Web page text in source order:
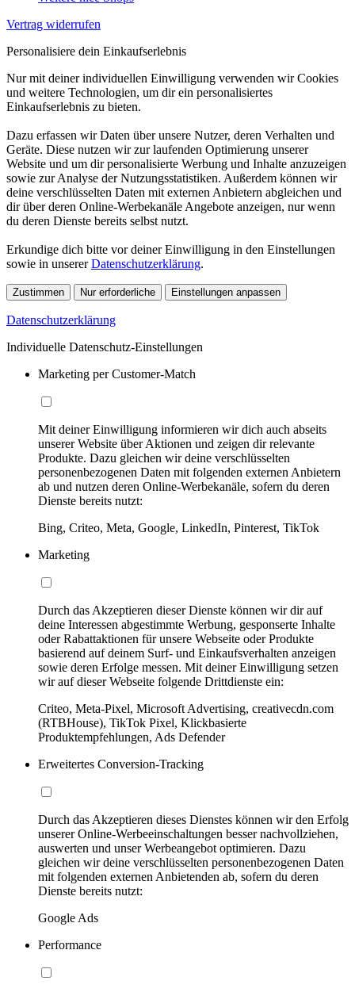
Vertrag widerrufen
Personalisiere dein Einkaufserlebnis
Nur mit deiner individuellen Einwilligung verwenden wir Cookies
und weitere Technologien, um dir ein personalisiertes
Einkaufserlebnis zu bieten.
Dazu erfassen wir Daten über unsere Nutzer, deren Verhalten und
Geräte. Diese nutzen wir zur laufenden Optimierung unserer
Website und um dir personalisierte Werbung und Inhalte anzuzeigen
sowie zur Analyse der Nutzungsstatistiken. Außerdem können wir
deine verschlüsselten Daten mit externen Anbietern abgleichen und
dir über deren Online-Werbekanäle Angebote anzeigen, nur wenn
du deren Dienste bereits selbst nutzt.
Erkundige dich bitte vor deiner Einwilligung in den Einstellungen
sowie in unsererDatenschutzerklärung.
Zustimmen Nur erforderliche Einstellungen anpassen
Datenschutzerklärung
Individuelle Datenschutz-Einstellungen
Marketing per Customer-Match
Mit deiner Einwilligung informieren wir dich auch abseits
unserer Website über Aktionen und zeigen dir relevante
Produkte. Dazu gleichen wir deine verschlüsselten
personenbezogenen Daten mit folgenden externen Anbietern
ab und nutzen deren Online-Werbekanäle, sofern du deren
Dienste bereits nutzt:
Bing, Criteo, Meta, Google, LinkedIn, Pinterest, TikTok
Marketing
Durch das Akzeptieren dieser Dienste können wir dir auf
deine Interessen abgestimmte Werbung, gesponserte Inhalte
oder Rabattaktionen für unsere Webseite oder Produkte
basierend auf deinem Surf- und Einkaufsverhalten anzeigen
sowie deren Erfolge messen. Mit deiner Einwilligung setzen
wir auf dieser Webseite folgende Drittdienste ein:
Criteo, Meta-Pixel, Microsoft Advertising, creativecdn.com
(RTBHouse), TikTok Pixel, Klickbasierte
Produktempfehlungen, Ads Defender
Erweitertes Conversion-Tracking
Durch das Akzeptieren dieses Dienstes können wir den Erfolg
unserer Online-Werbeeinschaltungen besser nachvollziehen,
auswerten und unser Werbeangebot optimieren. Dazu
gleichen wir deine verschlüsselten personenbezogenen Daten
mit folgenden externen Anbietenden ab, sofern du deren
Dienste bereits nutzt:
Google Ads
Performance